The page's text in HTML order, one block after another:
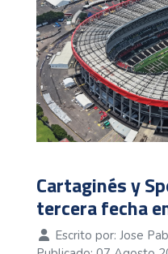
Cartaginés y
tercera fecha
Escrito por: Jose